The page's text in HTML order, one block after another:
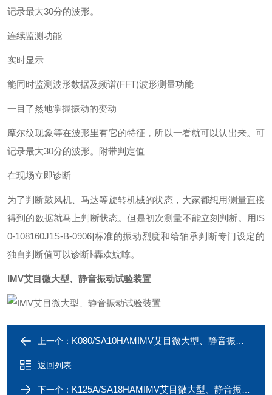
记录最大30分的波形。
连续监测功能
实时显示
能同时监测波形数据及频谱(FFT)波形测量功能
一目了然地掌握振动的变动
摩尔纹现象等在波形里有它的特征，所以一看就可以认出来。可
记录最大30分的波形。 附带判定值
在现场立即诊断
为了判断鼓风机、马达等旋转机械的状态，大家都想用测量直接
得到的数据就马上判断状态。但是初次测量不能立刻判断。用IS
0-108160J1S-B-0906]标准的振动烈度和给轴承判断专门设定的
独自判断值可以诊断ﾄ轟欢鯇嗱。
IMV艾目微大型、静音振动试验装置
上一个： K080/SA10HAMIMV艾目微大型、静音振动试验装置
返回列表
下一个： K125A/SA18HAMIMV艾目微大型、静音振动试验装置